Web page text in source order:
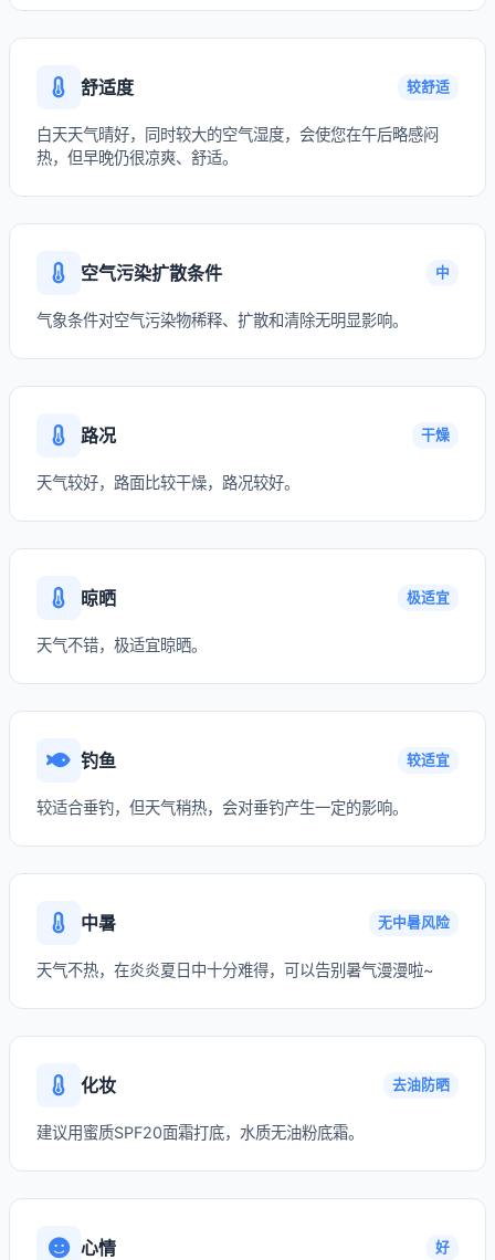
舒适度 较舒适
白天天气晴好，同时较大的空气湿度，会使您在午后略感闷
热，但早晚仍很凉爽、舒适。
空气污染扩散条件 中
气象条件对空气污染物稀释、扩散和清除无明显影响。
路况 干燥
天气较好，路面比较干燥，路况较好。
晾晒 极适宜
天气不错，极适宜晾晒。
钓鱼 较适宜
较适合垂钓，但天气稍热，会对垂钓产生一定的影响。
中暑 无中暑风险
天气不热，在炎炎夏日中十分难得，可以告别暑气漫漫啦~
化妆 去油防晒
建议用蜜质SPF20面霜打底，水质无油粉底霜。
心情 好